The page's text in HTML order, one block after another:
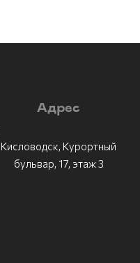
Адрес
Кисловодск, Курортный
бульвар, 17, этаж 3